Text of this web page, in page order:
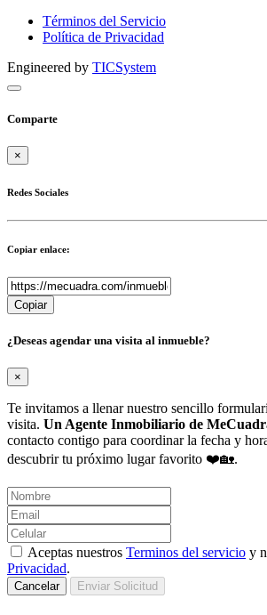
Términos del Servicio
Política de Privacidad
Engineered by TICSystem
Comparte
×
Redes Sociales
Copiar enlace:
Copiar
¿Deseas agendar una visita al inmueble?
×
Te invitamos a llenar nuestro sencillo
visita. Un Agente Inmobiliario de
contacto contigo para coordinar la fecha y
descubrir tu próximo lugar favorito ❤️🏡.
Aceptas nuestros Terminos del servicio y
Privacidad.
Cancelar Enviar Solicitud